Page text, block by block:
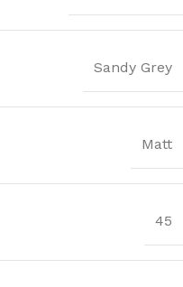
Sandy Grey
Matt
45